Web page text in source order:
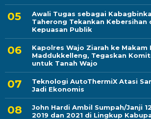
Awali Tugas sebagai
Taherong Tekankan Kebersihan
Kepuasan Publik
Kapolres Wajo Ziarah ke Makam
Maddukkelleng, Tegaskan
untuk Tanah Wajo
Teknologi AutoThermiX Atasi
Jadi Ekonomis
John Hardi Ambil Sumpah/Janji
2019 dan 2021 di Lingkup